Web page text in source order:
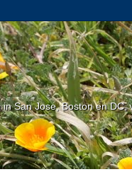
San Jose, Boston en